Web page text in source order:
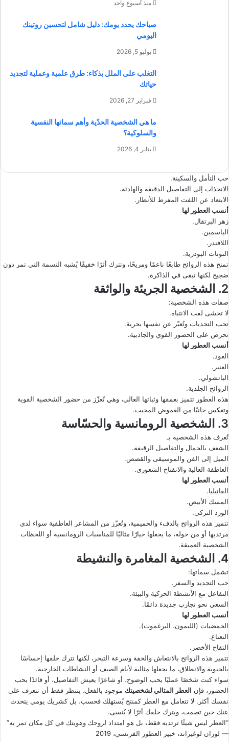
منذ أسبوع واحد
صباحك يحدد يومك: دليل شامل لتحسين روتينك
اليومي
يوليو 5, 2026
التغلب على الملل بذكاء: طرق علمية وعملية لتجديد
حياتك
فبراير 27, 2026
ما هي الشخصية الحدّية وأهم سماتها النفسية
والسلوكية؟
يناير 4, 2026
حب التأمل والسكينة.
الانجذاب إلى التفاصيل الدقيقة والهادئة.
الابتعاد عن اللفت المفرط للأنظار.
أنسب العطور لها
زهر البرتقال.
الياسمين.
اللافندر.
النوتات البودرية.
تمنح هذه الروائح طابعًا ناعمًا ومريحًا، وتترك أثرًا خفيفًا يُشبه النسمة التي تمر دون
ضجيج لكنها تبقى في الذاكرة.
2. الشخصية الجريئة والواثقة
صفات هذه الشخصية:
لا تخشى لفت الانتباه.
تحب التحديات وتُعبّر عن نفسها بحرية.
تحرص على الحضور القوي والجاذبية.
أنسب العطور لها
العود.
العنبر.
الباتشولي.
الروائح الجلدية.
هذه العطور تتميز بعمقها وثباتها العالي، وهي تُعزّز من حضور الشخصية القوية
وتعكس جانبًا من الغموض المحبب.
3. الشخصية الرومانسية والحسّاسة
تُعرف هذه الشخصية بـ
الشغف بالجمال والتفاصيل الرقيقة.
الميل إلى الفن والموسيقى والقصص.
العاطفة العالية والانفتاح الشعوري.
أنسب العطور لها
الفانيليا.
المسك الأبيض.
الورد التركي.
تتميز هذه الروائح بالدفء والحميمية، وتُعزّز من المشاعر العاطفية سواء لدى
مرتديها أو من حوله، ما يجعلها خيارًا مثاليًا للمناسبات الرومانسية أو اللحظات
الشخصية العميقة.
4. الشخصية المغامرة والنشيطة
تشمل سماتها:
حب التجديد والسفر.
التفاعل مع الأنشطة الحركية والبيئة.
السعي نحو تجارب جديدة دائمًا.
أنسب العطور لها
الحمضيات (الليمون، البرغموت).
النعناع.
التفاح الأخضر.
تتميز هذه الروائح بالانتعاش والخفة وسرعة التبخر، لكنها تترك خلفها إحساسًا
بالحيوية والانطلاق، ما يجعلها مثالية لأيام الصيف أو النشاطات الخارجية.
سواء كنت شخصًا عمليًا يحب الوضوح، أو شاعرًا يعيش التفاصيل، أو قائدًا يحب
الحضور، فإن العطر المثالي لشخصيتك موجود بالفعل، ينتظر فقط أن تتعرف على
نفسك أكثر. لا تتعامل مع العطر كمنتج يُستهلك فحسب، بل كشريك يومي يتحدث
عنك حين تصمت، ويترك خلفك أثرًا لا يُنسى.
“العطر ليس شيئًا ترتديه فقط، بل هو امتداد لروحك وهويتك في كل مكان تمر به”
— لوران لوغيراند، خبير العطور الفرنسي، 2019